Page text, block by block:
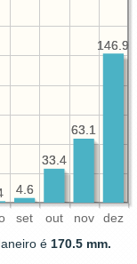
set out nov dez
146.9
63.1
33.4
4.6
146.9
63.1
33.4
4.6
é 170.5 mm.